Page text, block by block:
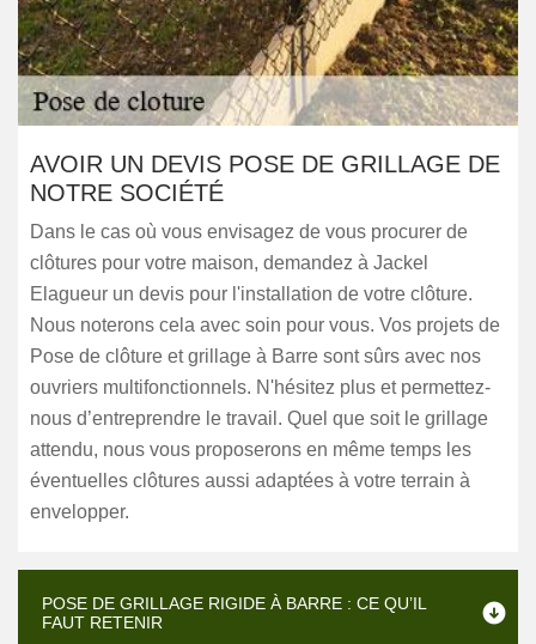
AVOIR UN DEVIS POSE DE GRILLAGE DE
NOTRE SOCIÉTÉ
Dans le cas où vous envisagez de vous procurer de
clôtures pour votre maison, demandez à Jackel
Elagueur un devis pour l'installation de votre clôture.
Nous noterons cela avec soin pour vous. Vos projets de
Pose de clôture et grillage à Barre sont sûrs avec nos
ouvriers multifonctionnels. N'hésitez plus et permettez-
nous d’entreprendre le travail. Quel que soit le grillage
attendu, nous vous proposerons en même temps les
éventuelles clôtures aussi adaptées à votre terrain à
envelopper.
POSE DE GRILLAGE RIGIDE À BARRE : CE QU’IL
FAUT RETENIR